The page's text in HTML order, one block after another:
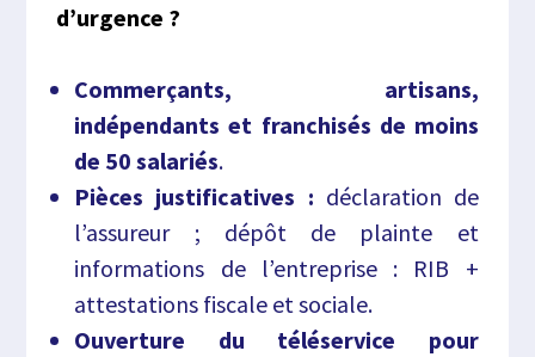
d’urgence ?
Commerçants, artisans,
indépendants et franchisés de moins
de 50 salariés.
Pièces justificatives : déclaration de
l’assureur ; dépôt de plainte et
informations de l’entreprise : RIB +
attestations fiscale et sociale.
Ouverture du téléservice pour